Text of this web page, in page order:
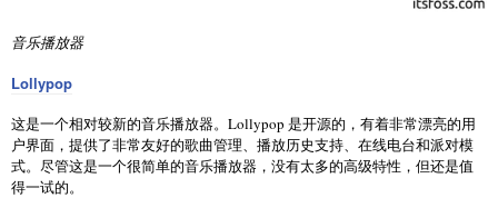
音乐播放器
Lollypop
这是一个相对较新的音乐播放器。Lollypop 是开源的，有着非常漂亮的用
户界面，提供了非常友好的歌曲管理、播放历史支持、在线电台和派对模
式。尽管这是一个很简单的音乐播放器，没有太多的高级特性，但还是值
得一试的。